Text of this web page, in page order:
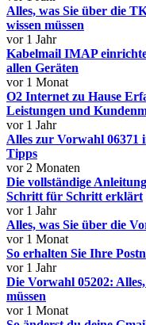
Alles, was Sie über die
wissen müssen
vor 1 Jahr
Kabelmail IMAP
allen Geräten
vor 1 Monat
O2 Internet zu Hause
Leistungen und
vor 1 Jahr
Alles zur Vorwahl 06371
Tipps
vor 2 Monaten
Die vollständige
Schritt für Schritt erklärt
vor 1 Jahr
Alles, was Sie über die
vor 1 Monat
So erhalten Sie Ihre
vor 1 Jahr
Die Vorwahl 05202:
müssen
vor 1 Monat